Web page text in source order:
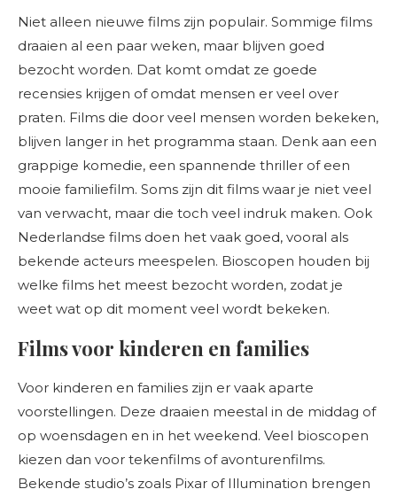
Niet alleen nieuwe films zijn populair. Sommige films
draaien al een paar weken, maar blijven goed
bezocht worden. Dat komt omdat ze goede
recensies krijgen of omdat mensen er veel over
praten. Films die door veel mensen worden bekeken,
blijven langer in het programma staan. Denk aan een
grappige komedie, een spannende thriller of een
mooie familiefilm. Soms zijn dit films waar je niet veel
van verwacht, maar die toch veel indruk maken. Ook
Nederlandse films doen het vaak goed, vooral als
bekende acteurs meespelen. Bioscopen houden bij
welke films het meest bezocht worden, zodat je
weet wat op dit moment veel wordt bekeken.
Films voor kinderen en families
Voor kinderen en families zijn er vaak aparte
voorstellingen. Deze draaien meestal in de middag of
op woensdagen en in het weekend. Veel bioscopen
kiezen dan voor tekenfilms of avonturenfilms.
Bekende studio’s zoals Pixar of Illumination brengen